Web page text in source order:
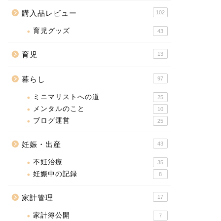
購入品レビュー 102
育児グッズ 43
育児 13
暮らし 97
ミニマリストへの道 25
メンタルのこと 10
ブログ運営 25
妊娠・出産 43
不妊治療 35
妊娠中の記録 8
家計管理 17
家計簿公開 7